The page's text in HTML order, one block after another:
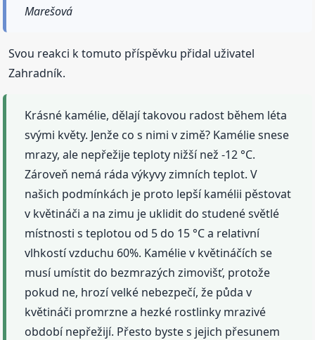
Marešová
Svou reakci k tomuto příspěvku přidal uživatel
Zahradník.
Krásné kamélie, dělají takovou radost během léta
svými květy. Jenže co s nimi v zimě? Kamélie snese
mrazy, ale nepřežije teploty nižší než -12 °C.
Zároveň nemá ráda výkyvy zimních teplot. V
našich podmínkách je proto lepší kamélii pěstovat
v květináči a na zimu je uklidit do studené světlé
místnosti s teplotou od 5 do 15 °C a relativní
vlhkostí vzduchu 60%. Kamélie v květináčích se
musí umístit do bezmrazých zimovišť, protože
pokud ne, hrozí velké nebezpečí, že půda v
květináči promrzne a hezké rostlinky mrazivé
období nepřežijí. Přesto byste s jejich přesunem